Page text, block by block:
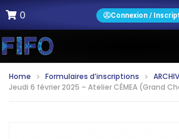
0 Connexion /
Home Formulaires d’inscriptions
Jeudi 6 février 2025 – Atelier CÉMEA (Grand